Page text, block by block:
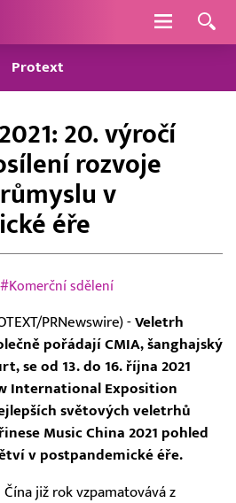
Navigace
Protext
20. výročí
rozvoje
v
éře
#Komerční sdělení
PRNewswire) - Veletrh
pořádají CMIA, šanghajský
se od 13. do 16. října 2021
International Exposition
světových veletrhů
Music China 2021 pohled
v postpandemické éře.
již rok vzpamatovává z